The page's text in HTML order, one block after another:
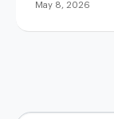
May 8, 2026